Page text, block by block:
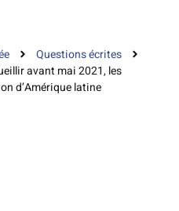
Questions écrites
avant mai 2021, les
d’Amérique latine